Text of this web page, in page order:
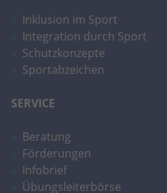
Inklusion im Sport
Integration durch Sport
Schutzkonzepte
Sportabzeichen
SERVICE
Beratung
Förderungen
Infobrief
Übungsleiterbörse